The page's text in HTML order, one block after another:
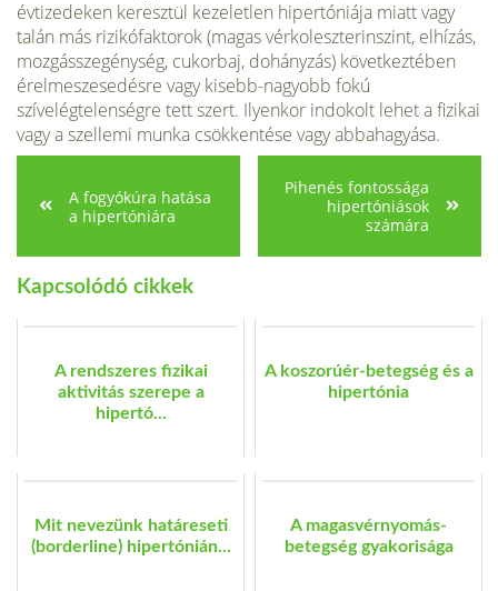
évtizede­ken keresztül kezeletlen hipertóniája miatt vagy
talán más rizi­kófaktorok (magas vérkoleszterinszint, elhízás,
mozgásszegény­ség, cukorbaj, dohányzás) következtében
érelmeszesedésre vagy kisebb-nagyobb fokú
szívelégtelenségre tett szert. Ilyenkor indo­kolt lehet a fizikai
vagy a szellemi munka csökkentése vagy abbahagyása.
A fogyókúra hatása
a hipertóniára
Pihenés fontossága
hipertóniások
számára
Kapcsolódó cikkek
A rendszeres fizikai
aktivitás szerepe a
hipertó...
A koszorúér-betegség és a
hipertónia
Mit nevezünk határeseti
(borderline) hipertónián...
A magasvérnyomás-
betegség gyakorisága